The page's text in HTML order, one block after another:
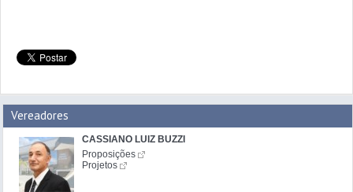
Vereadores
CASSIANO LUIZ BUZZI
Proposições
Projetos